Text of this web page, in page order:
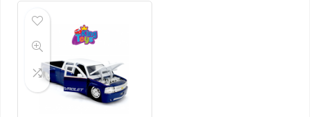
Q425.00.
Q400.00.